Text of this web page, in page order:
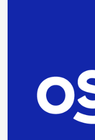
fueron
tarde del
lo que